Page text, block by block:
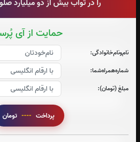
را در ثواب بیش از دو میلیارد
حمایت از آی
نام‌و‌نام‌خانوادگی:
شماره‌همراه‌شما:
مبلغ (تومان):
پرداخت ----
صوت جزء شماره 2
صوت جزء شماره 3
صوت جزء شماره 4